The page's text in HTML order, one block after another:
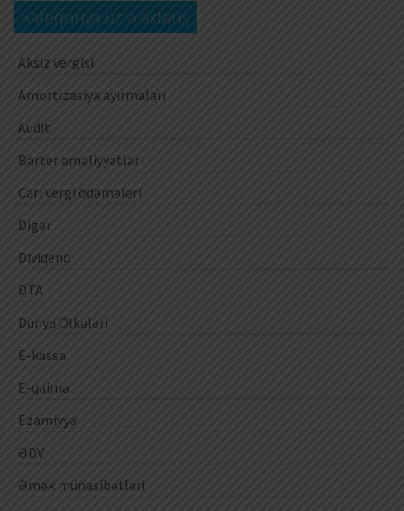
Kateqoriya üzrə axtarış
Aksiz vergisi
Amortizasiya ayırmaları
Audit
Barter əməliyyatları
Cari vergi ödəmələri
Digər
Dividend
DTA
Dünya Ölkələri
E-kassa
E-qaimə
Ezamiyyə
ƏDV
Əmək münasibətləri